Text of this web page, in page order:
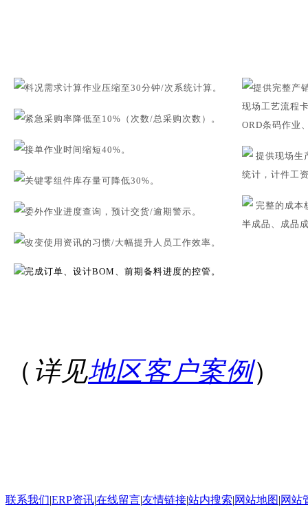
料况需求计算作业压缩至30分钟/次系统计算。
紧急采购率降低至10%（次数/总采购次数）。
接单作业时间缩短40%。
关键零组件库存量可降低30%。
委外作业进度查询，预计交货/逾期警示。
改变使用资讯的习惯/大幅提升人员工作效率。
完成订单、设计BOM、前期备料进度的控管。
提供完整产
现场工艺流程
ORD条码作业
提供现场生
统计，计件工
完整的成本
半成品、成品
（ 详见地区客户案例）
联系我们|ERP资讯|在线留言|友情链接|站内搜索|网站地图|网站